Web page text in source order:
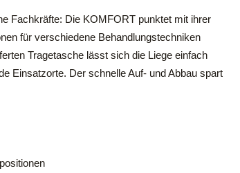
Fachkräfte: Die KOMFORT punktet mit ihrer
für verschiedene Behandlungstechniken
Tragetasche lässt sich die Liege einfach
Einsatzorte. Der schnelle Auf- und Abbau spart